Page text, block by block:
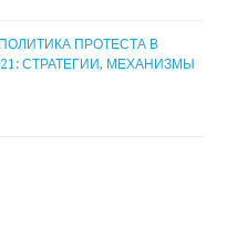
ПРОТЕСТА В
СТРАТЕГИИ, МЕХАНИЗМЫ